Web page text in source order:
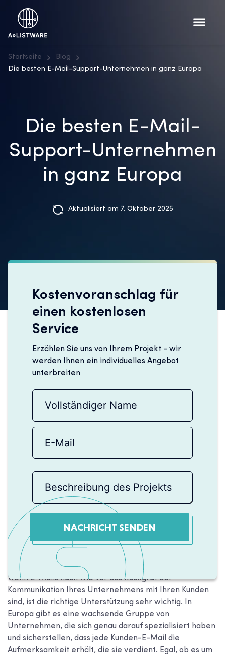
Startseite
Blog
Die besten E-Mail-Support-Unternehmen in ganz Europa
Die besten E-Mail-
Support-Unternehmen
in ganz Europa
Aktualisiert am 7. Oktober 2025
Kostenvoranschlag für
einen kostenlosen
Service
Erzählen Sie uns von Ihrem Projekt - wir
werden Ihnen ein individuelles Angebot
unterbreiten
NACHRICHT SENDEN
Wenn E-Mails nach wie vor das Rückgrat der
Kommunikation Ihres Unternehmens mit Ihren Kunden
sind, ist die richtige Unterstützung sehr wichtig. In
Europa gibt es eine wachsende Gruppe von
Unternehmen, die sich genau darauf spezialisiert haben
und sicherstellen, dass jede Kunden-E-Mail die
Aufmerksamkeit erhält, die sie verdient. Egal, ob es um